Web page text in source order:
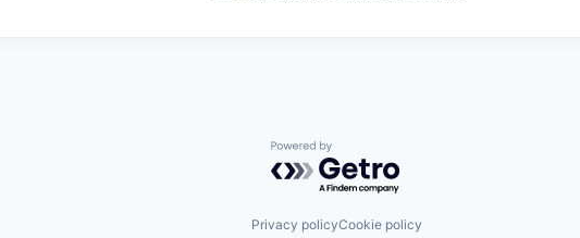
Powered by Getro.com
Privacy policyCookie policy